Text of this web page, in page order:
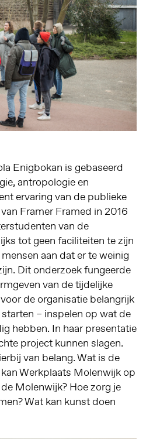
Enigbokan is gebaseerd
antropologie en
ervaring van de publieke
Framer Framed in 2016
van de
tot geen faciliteiten te zijn
aan dat er te weinig
Dit onderzoek fungeerde
van de tijdelijke
de organisatie belangrijk
– inspelen op wat de
hebben. In haar presentatie
project kunnen slagen.
van belang. Wat is de
Werkplaats Molenwijk op
Molenwijk? Hoe zorg je
Wat kan kunst doen